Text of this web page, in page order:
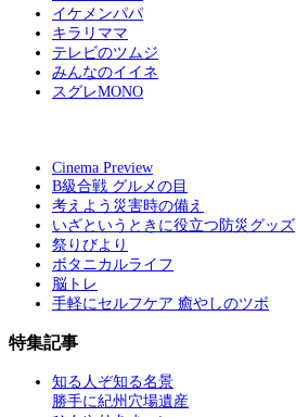
イケメンパパ
キラリママ
テレビのツムジ
みんなのイイネ
スグレMONO
Cinema Preview
B級合戦 グルメの目
考えよう災害時の備え
いざというときに役立つ防災グッズ
祭りびより
ボタニカルライフ
脳トレ
手軽にセルフケア 癒やしのツボ
特集記事
知る人ぞ知る名景
勝手に紀州穴場遺産